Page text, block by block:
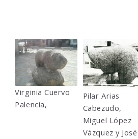
Virginia Cuervo
Palencia,
Pilar Arias
Cabezudo,
Miguel López
Vázquez y José